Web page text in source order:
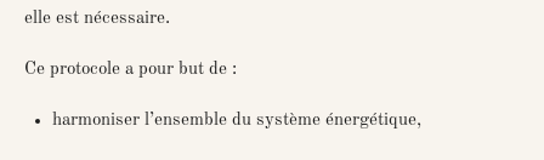
elle est nécessaire.
Ce protocole a pour but de :
harmoniser l’ensemble du système énergétique,